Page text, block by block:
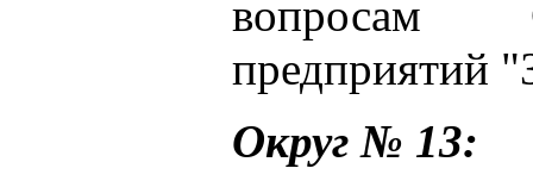
вопросам
предприятий
Округ № 13: